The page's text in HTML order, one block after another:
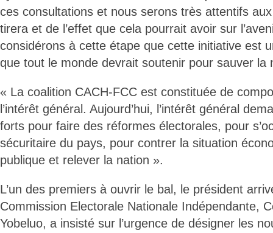
ces consultations et nous serons très attentifs aux
tirera et de l’effet que cela pourrait avoir sur
considérons à cette étape que cette initiative est
que tout le monde devrait soutenir pour sauver la
« La coalition CACH-FCC est constituée de
l’intérêt général. Aujourd’hui, l’intérêt général
forts pour faire des réformes électorales, pour
sécuritaire du pays, pour contrer la situation
publique et relever la nation ».
L’un des premiers à ouvrir le bal, le président
Commission Electorale Nationale Indépendante,
Yobeluo, a insisté sur l’urgence de désigner les